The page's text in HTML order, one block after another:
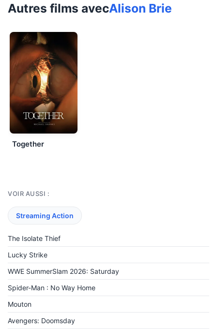
Autres films avecAlison Brie
Together
VOIR AUSSI :
Streaming Action
The Isolate Thief
Lucky Strike
WWE SummerSlam 2026: Saturday
Spider-Man : No Way Home
Mouton
Avengers: Doomsday